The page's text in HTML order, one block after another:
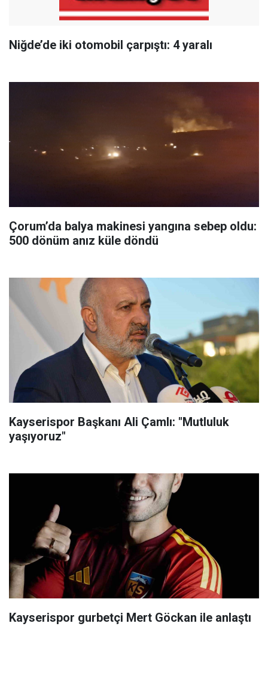
Niğde’de iki otomobil çarpıştı: 4 yaralı
Çorum’da balya makinesi yangına sebep oldu:
500 dönüm anız küle döndü
Kayserispor Başkanı Ali Çamlı: "Mutluluk
yaşıyoruz"
Kayserispor gurbetçi Mert Göckan ile anlaştı